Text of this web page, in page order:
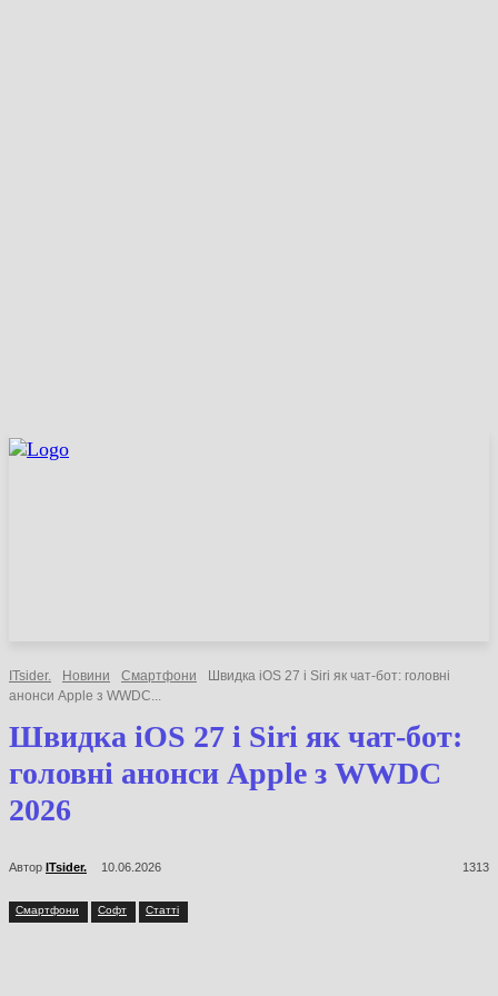
ITsider. Новини Смартфони
Швидка iOS 27 і Siri як чат-бот: головні
анонси Apple з WWDC...
Швидка iOS 27 і Siri як чат-бот:
головні анонси Apple з WWDC
2026
Автор ITsider. 10.06.2026 1313
Смартфони Софт Статті